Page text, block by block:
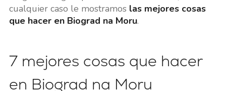
cualquier caso le mostramos las mejores cosas
que hacer en Biograd na Moru.
7 mejores cosas que hacer
en Biograd na Moru